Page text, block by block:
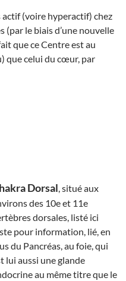
actif (voire hyperactif) chez
(par le biais d’une nouvelle
que ce Centre est au
que celui du cœur, par
Dorsal, situé aux
des 10e et 11e
dorsales, listé ici
pour information, lié, en
du Pancréas, au foie, qui
lui aussi une glande
au même titre que le